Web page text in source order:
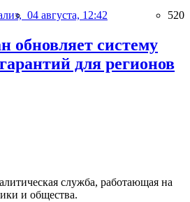
04 августа, 12:42 520
обновляет систему
для регионов
служба, работающая на
и общества.